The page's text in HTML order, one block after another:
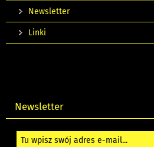
Newsletter
Linki
Newsletter